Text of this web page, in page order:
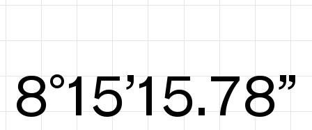
8°15’15.97”